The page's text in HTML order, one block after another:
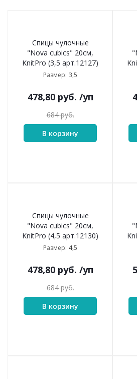
Спицы чулочные
"Nova cubics" 20см,
KnitPro (3,5 арт.12127)
Размер: 3,5
478,80руб. /уп
684руб.
В корзину
Спицы чулочные
"Nova cubics" 20см,
KnitPro (4,5 арт.12130)
Размер: 4,5
478,80руб. /уп
684руб.
В корзину